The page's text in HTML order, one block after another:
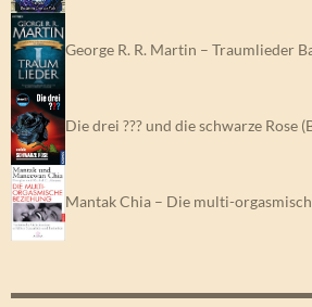
George R. R. Martin – Traumlieder
Die drei ??? und die schwarze Rose
Mantak Chia – Die multi-